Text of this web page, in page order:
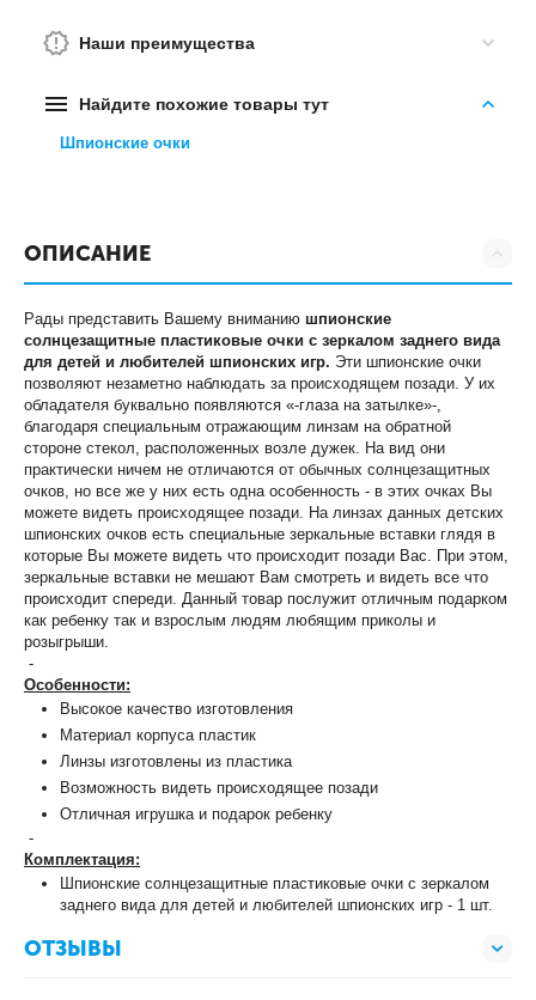
Наши преимущества
Найдите похожие товары тут
Шпионские очки
ОПИСАНИЕ
Рады представить Вашему вниманию шпионские
солнцезащитные пластиковые очки с зеркалом заднего вида
для детей и любителей шпионских игр. Эти шпионские очки
позволяют незаметно наблюдать за происходящем позади. У их
обладателя буквально появляются «-глаза на затылке»-,
благодаря специальным отражающим линзам на обратной
стороне стекол, расположенных возле дужек. На вид они
практически ничем не отличаются от обычных солнцезащитных
очков, но все же у них есть одна особенность - в этих очках Вы
можете видеть происходящее позади. На линзах данных детских
шпионских очков есть специальные зеркальные вставки глядя в
которые Вы можете видеть что происходит позади Вас. При этом,
зеркальные вставки не мешают Вам смотреть и видеть все что
происходит спереди. Данный товар послужит отличным подарком
как ребенку так и взрослым людям любящим приколы и
розыгрыши.
-
Особенности:
Высокое качество изготовления
Материал корпуса пластик
Линзы изготовлены из пластика
Возможность видеть происходящее позади
Отличная игрушка и подарок ребенку
-
Комплектация:
Шпионские солнцезащитные пластиковые очки с зеркалом
заднего вида для детей и любителей шпионских игр - 1 шт.
ОТЗЫВЫ